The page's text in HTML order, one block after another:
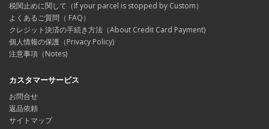
税関止めに関して（If your parcel is stopped by Custom）
よくあるご質問（ FAQ）
クレジット決済の手続き方法（About Credit Card Payment)
個人情報の保護（Privacy Policy)
注意事項（Notes)
カスタマーサービス
お問合せ
返品依頼
サイトマップ